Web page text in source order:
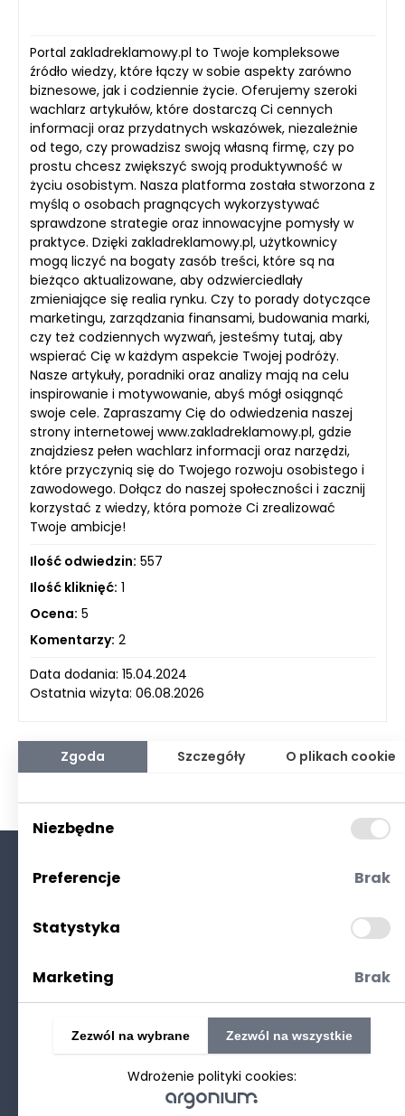
Portal zakladreklamowy.pl to Twoje kompleksowe
źródło wiedzy, które łączy w sobie aspekty zarówno
biznesowe, jak i codziennie życie. Oferujemy szeroki
wachlarz artykułów, które dostarczą Ci cennych
informacji oraz przydatnych wskazówek, niezależnie
od tego, czy prowadzisz swoją własną firmę, czy po
prostu chcesz zwiększyć swoją produktywność w
życiu osobistym. Nasza platforma została stworzona z
myślą o osobach pragnących wykorzystywać
sprawdzone strategie oraz innowacyjne pomysły w
praktyce. Dzięki zakladreklamowy.pl, użytkownicy
mogą liczyć na bogaty zasób treści, które są na
bieżąco aktualizowane, aby odzwierciedlały
zmieniające się realia rynku. Czy to porady dotyczące
marketingu, zarządzania finansami, budowania marki,
czy też codziennych wyzwań, jesteśmy tutaj, aby
wspierać Cię w każdym aspekcie Twojej podróży.
Nasze artykuły, poradniki oraz analizy mają na celu
inspirowanie i motywowanie, abyś mógł osiągnąć
swoje cele. Zapraszamy Cię do odwiedzenia naszej
strony internetowej www.zakladreklamowy.pl, gdzie
znajdziesz pełen wachlarz informacji oraz narzędzi,
które przyczynią się do Twojego rozwoju osobistego i
zawodowego. Dołącz do naszej społeczności i zacznij
korzystać z wiedzy, która pomoże Ci zrealizować
Twoje ambicje!
Ilość odwiedzin: 557
Ilość kliknięć: 1
Ocena: 5
Komentarzy: 2
Data dodania: 15.04.2024
Ostatnia wizyta: 06.08.2026
Polityka prywatności
©2025 Realizacjastrony www: Technetium.pl
Zgoda Szczegóły O plikach cookie
Niezbędne
Preferencje Brak
Statystyka
Marketing Brak
Wdrożenie polityki cookies:
Zezwól na wybrane Zezwól na wszystkie